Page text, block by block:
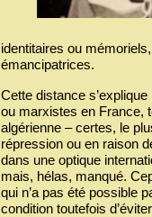
identitaires ou
émancipatrices.
Cette distance
ou marxistes en France,
algérienne – certes, le
répression ou en raison
dans une optique
mais, hélas, manqué.
qui n’a pas été possible
condition toutefois